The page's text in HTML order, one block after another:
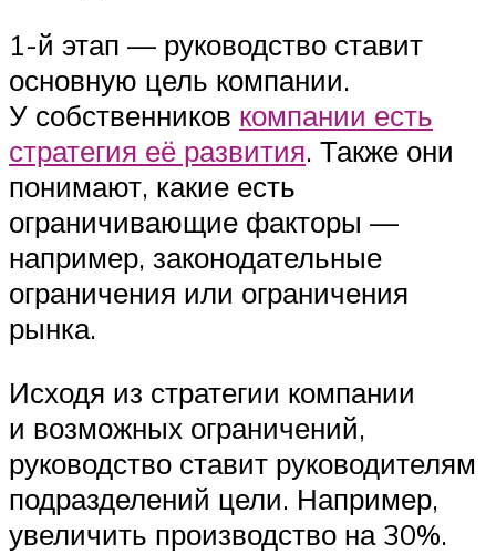
1-й этап — руководство ставит
основную цель компании.
У собственников компании есть
стратегия её развития. Также они
понимают, какие есть
ограничивающие факторы —
например, законодательные
ограничения или ограничения
рынка.
Исходя из стратегии компании
и возможных ограничений,
руководство ставит руководителям
подразделений цели. Например,
увеличить производство на 30%.